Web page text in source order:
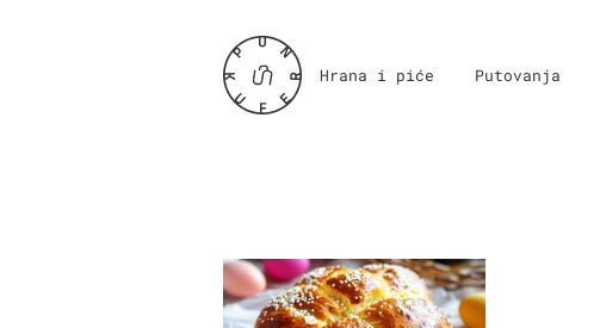
Hrana i piće Putovanja